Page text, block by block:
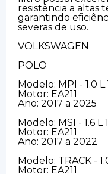
resistência a altas
garantindo
severas de uso.
VOLKSWAGEN
POLO
Modelo: MPI - 1.0 L
Motor: EA211
Ano: 2017 a 2025
Modelo: MSI - 1.6 L
Motor: EA211
Ano: 2017 a 2022
Modelo: TRACK -
Motor: EA211